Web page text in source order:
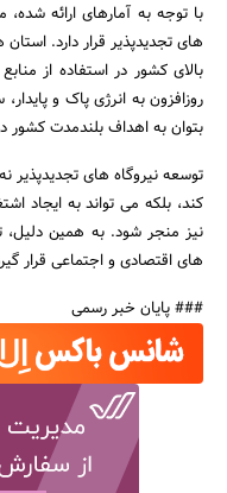
با توجه به آمارهای ارائه
های تجدیدپذیر قرار دارد.
بالای کشور در استفاده از
روزافزون به انرژی پاک و
بتوان به اهداف بلندمدت کشور
توسعه نیروگاه های
کند، بلکه می تواند به ایجاد
نیز منجر شود. به همین دلیل،
های اقتصادی و اجتماعی قرار
### پایان خبر رسمی